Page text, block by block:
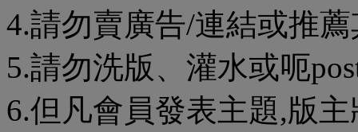
4.請勿賣廣告/連結或推
5.請勿洗版、灌水或呃
6.但凡會員發表主題,版